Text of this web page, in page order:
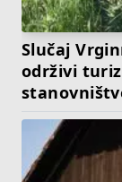
Slučaj
održivi